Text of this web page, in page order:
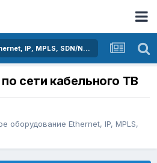
Активное оборудование Ethernet, IP, MPLS, SDN/NFV...
сети кабельного ТВ
оборудование Ethernet, IP, MPLS,